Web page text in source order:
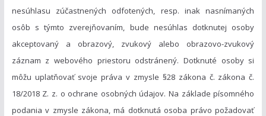
nesúhlasu zúčastnených odfotených, resp. inak nasnímaných
osôb s týmto zverejňovaním, bude nesúhlas dotknutej osoby
akceptovaný a obrazový, zvukový alebo obrazovo-zvukový
záznam z webového priestoru odstránený. Dotknuté osoby si
môžu uplatňovať svoje práva v zmysle §28 zákona č. zákona č.
18/2018 Z. z. o ochrane osobných údajov. Na základe písomného
podania v zmysle zákona, má dotknutá osoba právo požadovať